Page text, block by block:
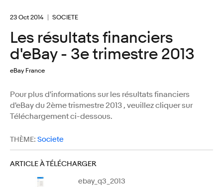
23 Oct 2014 SOCIETE
Les résultats financiers
d'eBay - 3e trimestre 2013
eBay France
Pour plus d'informations sur les résultats financiers
d'eBay du 2ème trismestre 2013 , veuillez cliquer sur
Téléchargement ci-dessous.
THÈME: Societe
ARTICLE À TÉLÉCHARGER
ebay_q3_2013